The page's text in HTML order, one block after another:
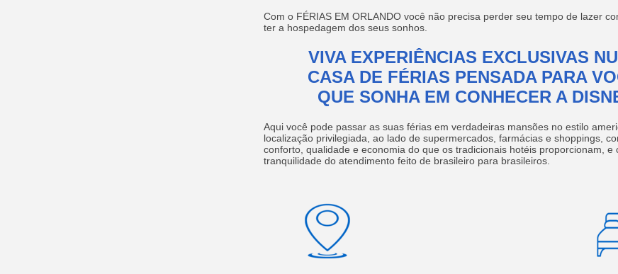
Com o FÉRIAS EM ORLANDO você não precisa perder seu tempo de lazer
ter a hospedagem dos seus sonhos.
VIVA EXPERIÊNCIAS EXCLUSIVAS
CASA DE FÉRIAS PENSADA PARA
QUE SONHA EM CONHECER A
Aqui você pode passar as suas férias em verdadeiras mansões no estilo
localização privilegiada, ao lado de supermercados, farmácias e shoppings,
conforto, qualidade e economia do que os tradicionais hotéis proporcionam, e
tranquilidade do atendimento feito de brasileiro para brasileiros.